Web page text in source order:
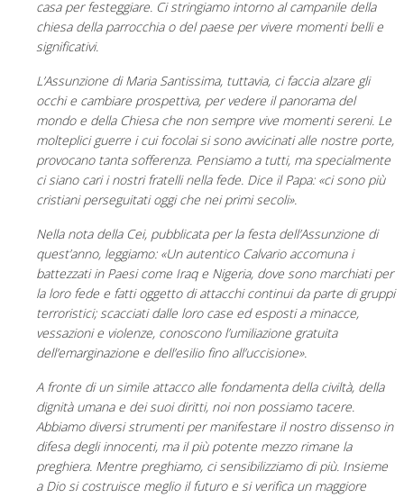
casa per festeggiare. Ci stringiamo intorno al campanile della
chiesa della parrocchia o del paese per vivere momenti belli e
significativi.
L’Assunzione di Maria Santissima, tuttavia, ci faccia alzare gli
occhi e cambiare prospettiva, per vedere il panorama del
mondo e della Chiesa che non sempre vive momenti sereni. Le
molteplici guerre i cui focolai si sono avvicinati alle nostre porte,
provocano tanta sofferenza. Pensiamo a tutti, ma specialmente
ci siano cari i nostri fratelli nella fede. Dice il Papa: «ci sono più
cristiani perseguitati oggi che nei primi secoli».
Nella nota della Cei, pubblicata per la festa dell’Assunzione di
quest’anno, leggiamo: «Un autentico Calvario accomuna i
battezzati in Paesi come Iraq e Nigeria, dove sono marchiati per
la loro fede e fatti oggetto di attacchi continui da parte di gruppi
terroristici; scacciati dalle loro case ed esposti a minacce,
vessazioni e violenze, conoscono l’umiliazione gratuita
dell’emarginazione e dell’esilio fino all’uccisione».
A fronte di un simile attacco alle fondamenta della civiltà, della
dignità umana e dei suoi diritti, noi non possiamo tacere.
Abbiamo diversi strumenti per manifestare il nostro dissenso in
difesa degli innocenti, ma il più potente mezzo rimane la
preghiera. Mentre preghiamo, ci sensibilizziamo di più. Insieme
a Dio si costruisce meglio il futuro e si verifica un maggiore